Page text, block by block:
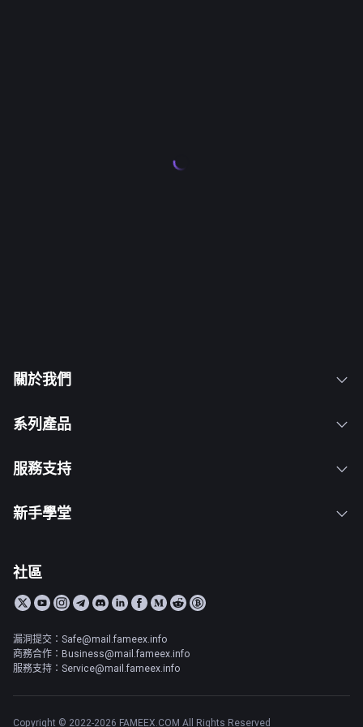
關於我們
系列產品
服務支持
新手學堂
社區
漏洞提交：Safe@mail.fameex.info
商務合作：Business@mail.fameex.info
服務支持：Service@mail.fameex.info
Copyright © 2022-2026 FAMEEX.COM All Rights Reserved